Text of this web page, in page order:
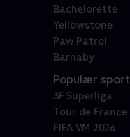
Bachelorette
Yellowstone
Paw Patrol
Barnaby
Populær sport
3F Superliga
Tour de France
FIFA VM 2026